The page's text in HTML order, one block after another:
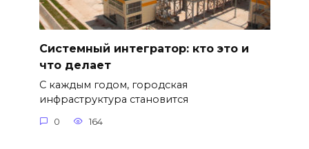
Системный интегратор: кто это и
что делает
С каждым годом, городская
инфраструктура становится
0 164